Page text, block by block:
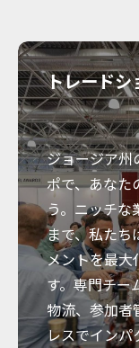
トレードシ
ジョージア州
ポで、あなた
う。ニッチな
まで、私たち
メントを最大
す。専門チー
物流、参加者
レスでインパ